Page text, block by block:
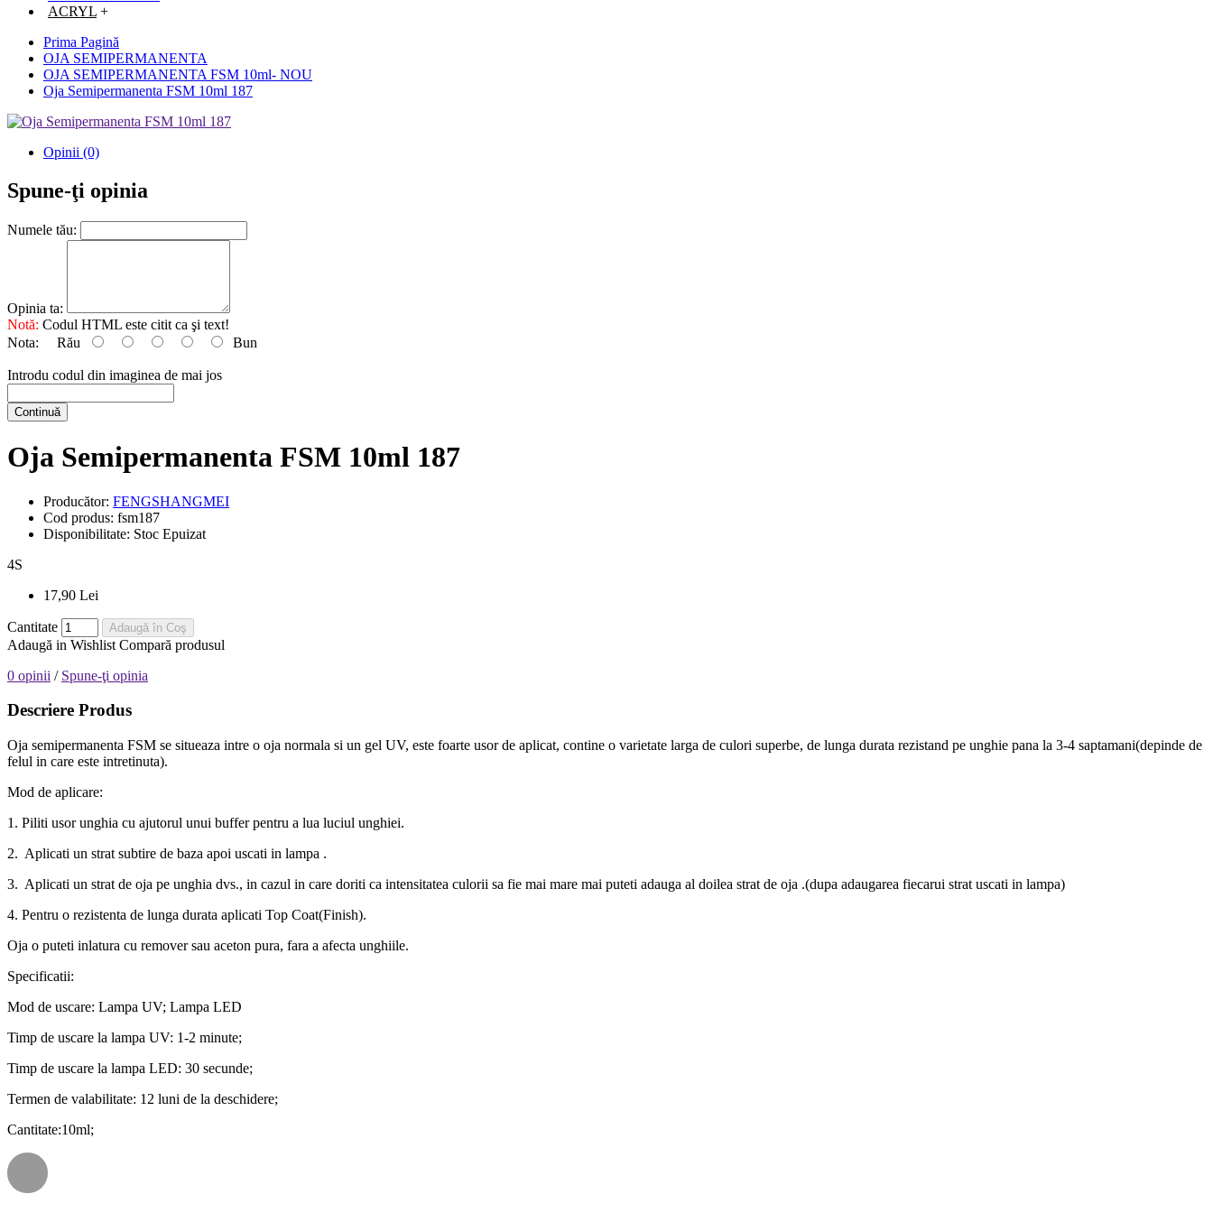
ACRYL +
Prima Pagină
OJA SEMIPERMANENTA
OJA SEMIPERMANENTA FSM 10ml- NOU
Oja Semipermanenta FSM 10ml 187
Opinii (0)
Spune-ţi opinia
Numele tău:
Opinia ta:
Notă: Codul HTML este citit ca şi text!
Nota: Rău Bun
Introdu codul din imaginea de mai jos
Continuă
Oja Semipermanenta FSM 10ml 187
Producător: FENGSHANGMEI
Cod produs: fsm187
Disponibilitate: Stoc Epuizat
4S
17,90 Lei
Cantitate Adaugă în Coş
Adaugă in Wishlist Compară produsul
0 opinii / Spune-ţi opinia
Descriere Produs
Oja semipermanenta FSM se situeaza intre o oja normala si un gel UV, este foarte usor de aplicat, contine o varietate larga de culori superbe, de lunga durata rezistand pe unghie pana la 3-4 saptamani(depinde de
felul in care este intretinuta).
Mod de aplicare:
1. Piliti usor unghia cu ajutorul unui buffer pentru a lua luciul unghiei.
2. Aplicati un strat subtire de baza apoi uscati in lampa .
3. Aplicati un strat de oja pe unghia dvs., in cazul in care doriti ca intensitatea culorii sa fie mai mare mai puteti adauga al doilea strat de oja .(dupa adaugarea fiecarui strat uscati in lampa)
4. Pentru o rezistenta de lunga durata aplicati Top Coat(Finish).
Oja o puteti inlatura cu remover sau aceton pura, fara a afecta unghiile.
Specificatii:
Mod de uscare: Lampa UV; Lampa LED
Timp de uscare la lampa UV: 1-2 minute;
Timp de uscare la lampa LED: 30 secunde;
Termen de valabilitate: 12 luni de la deschidere;
Cantitate:10ml;